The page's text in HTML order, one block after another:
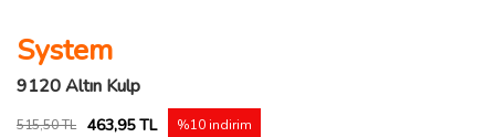
System
9120 Altın Kulp
515,50 TL 463,95 TL %10 indirim